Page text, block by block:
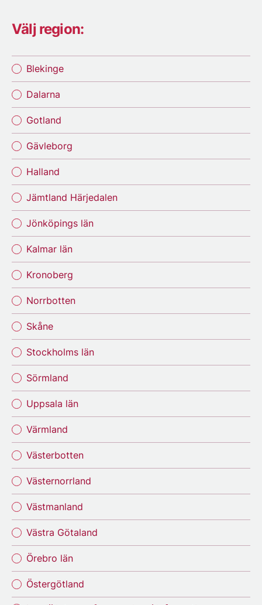
Välj region:
Blekinge
Dalarna
Gotland
Gävleborg
Halland
Jämtland Härjedalen
Jönköpings län
Kalmar län
Kronoberg
Norrbotten
Skåne
Stockholms län
Sörmland
Uppsala län
Värmland
Västerbotten
Västernorrland
Västmanland
Västra Götaland
Örebro län
Östergötland